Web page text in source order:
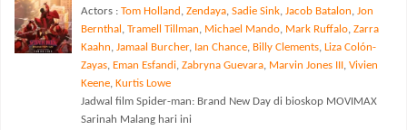
Actors : Tom Holland , Zendaya, Sadie Sink, Jacob Batalon, Jon
Bernthal , Tramell Tillman, Michael Mando, Mark Ruffalo, Zarra
Kaahn, Jamaal Burcher, Ian Chance, Billy Clements, Liza Colón-
Zayas, Eman Esfandi, Zabryna Guevara, Marvin Jones III, Vivien
Keene, Kurtis Lowe
Jadwal film Spider-man: Brand New Day di bioskop MOVIMAX
Sarinah Malang hari ini